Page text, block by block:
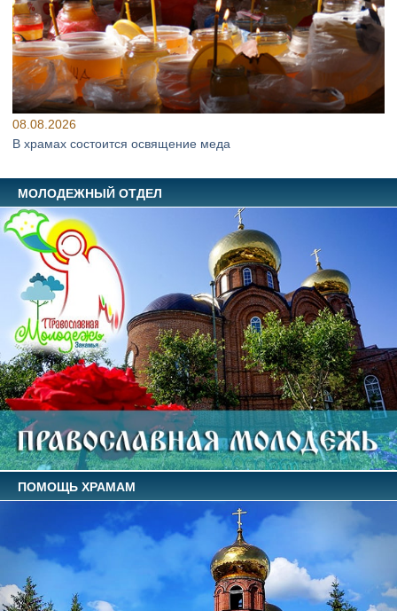
08.08.2026
В храмах состоится освящение меда
МОЛОДЕЖНЫЙ ОТДЕЛ
ПОМОЩЬ ХРАМАМ